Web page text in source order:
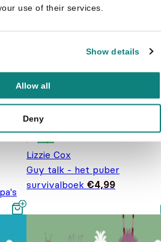
use of their services.
Show details
Allow all
Deny
Lizzie Cox
Guy talk - het puber
survivalboek €4,99